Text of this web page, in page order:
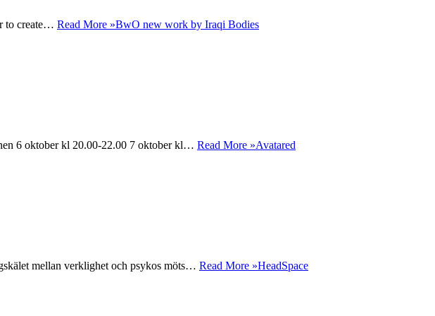
to create… Read More »BwO new work by Iraqi Bodies
6 oktober kl 20.00-22.00 7 oktober kl… Read More »Avatared
mellan verklighet och psykos möts… Read More »HeadSpace